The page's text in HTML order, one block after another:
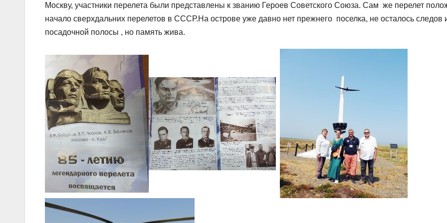
Москву, участники перелета были представлены к званию Героев Советского Союза. Сам же перелет
начало сверхдальних перелетов в СССР.На острове уже давно нет прежнего поселка, не осталось следов
посадочной полосы , но память жива.